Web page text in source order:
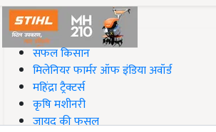
#Top on Krishi Jagran
सफल किसान
मिलेनियर फार्मर ऑफ इंडिया अवॉर्ड
महिंद्रा ट्रैक्टर्स
कृषि मशीनरी
जायद की फसल